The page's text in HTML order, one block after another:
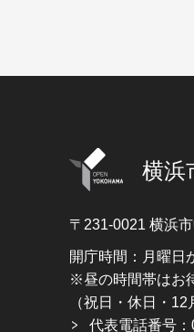
横浜
〒231-0021 横浜
開庁時間：月曜日
※昼の時間帯はお
（祝日・休日・
代表電話番号